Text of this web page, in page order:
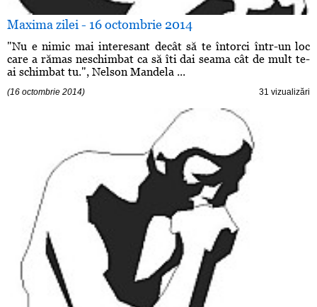
Maxima zilei - 16 octombrie 2014
"Nu e nimic mai interesant decât să te întorci într-un loc
care a rămas neschimbat ca să îti dai seama cât de mult te-
ai schimbat tu.", Nelson Mandela ...
(16 octombrie 2014) 31 vizualizări